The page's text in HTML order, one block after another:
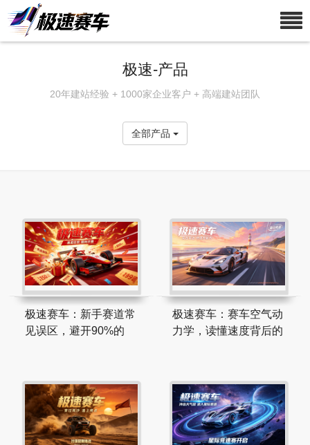
极速-产品
20年建站经验 + 1000家企业客户 + 高端建站团队
全部产品
极速赛车：新手赛道常
见误区，避开90%的
极速赛车：赛车空气动
力学，读懂速度背后的